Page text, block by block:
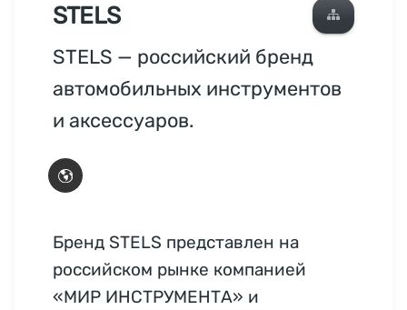
STELS
STELS — российский бренд
автомобильных инструментов
и аксессуаров.
Бренд STELS представлен на
российском рынке компанией
«МИР ИНСТРУМЕНТА» и